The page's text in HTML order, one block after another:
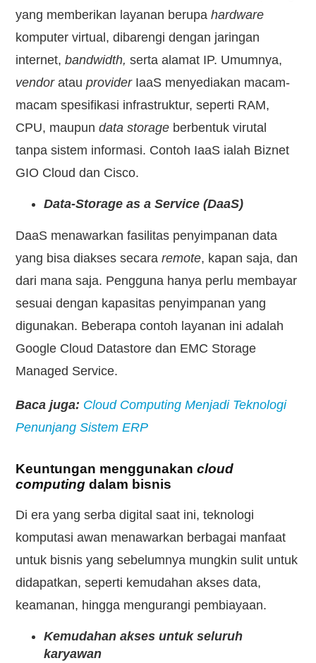
yang memberikan layanan berupahardware
komputer virtual, dibarengi dengan jaringan
internet,bandwidth, serta alamat IP. Umumnya,
vendoratauproviderIaaS menyediakan macam-
macam spesifikasi infrastruktur, seperti RAM,
CPU, maupundata storage berbentuk virutal
tanpa sistem informasi. Contoh IaaS ialah Biznet
GIO Cloud dan Cisco.
Data-Storage as a Service (DaaS)
DaaS menawarkan fasilitas penyimpanan data
yang bisa diakses secararemote, kapan saja, dan
dari mana saja. Pengguna hanya perlu membayar
sesuai dengan kapasitas penyimpanan yang
digunakan. Beberapa contoh layanan ini adalah
Google Cloud Datastore dan EMC Storage
Managed Service.
Baca juga: Cloud Computing Menjadi Teknologi
Penunjang Sistem ERP
Keuntungan menggunakancloud
computing dalam bisnis
Di era yang serba digital saat ini, teknologi
komputasi awan menawarkan berbagai manfaat
untuk bisnis yang sebelumnya mungkin sulit untuk
didapatkan, seperti kemudahan akses data,
keamanan, hingga mengurangi pembiayaan.
Kemudahan akses untuk seluruh
karyawan